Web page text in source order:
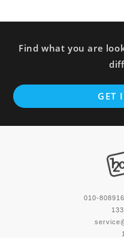
Find what you are
GET
010-